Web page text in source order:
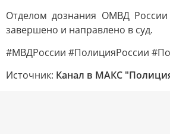
Отделом дознания ОМВД России
завершено и направлено в суд.
#МВДРоссии #ПолицияРоссии
Источник: Канал в МАКС